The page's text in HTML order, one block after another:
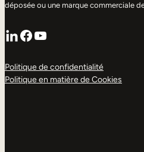
déposée ou une marque commerciale
LinkedIn
Facebook
YouTube
Politique de confidentialité
Politique en matière de Cookies